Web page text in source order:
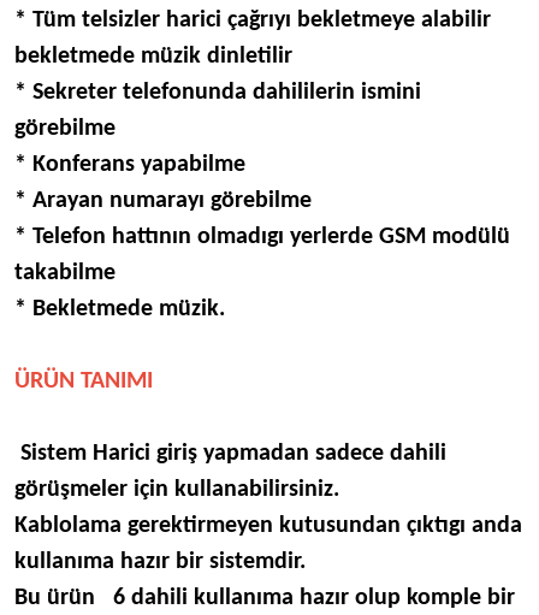
* Tüm telsizler harici çağrıyı bekletmeye alabilir
bekletmede müzik dinletilir
* Sekreter telefonunda dahililerin ismini
görebilme
* Konferans yapabilme
* Arayan numarayı görebilme
* Telefon hattının olmadıgı yerlerde GSM modülü
takabilme
* Bekletmede müzik.
ÜRÜN TANIMI
Sistem Harici giriş yapmadan sadece dahili
görüşmeler için kullanabilirsiniz.
Kablolama gerektirmeyen kutusundan çıktıgı anda
kullanıma hazır bir sistemdir.
Bu ürün 6 dahili kullanıma hazır olup komple bir